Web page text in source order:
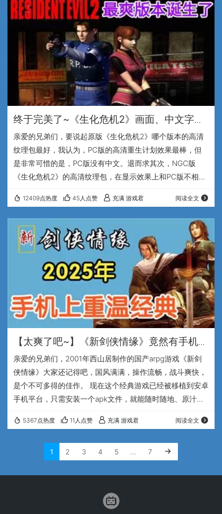
点，在玩家中引起了极大的反响，从而在全世界范围内拥有
着数量庞大的粉丝群体。 也正是众多热爱最终幻想9的技术
大佬们，在游戏…
终于完美了~《生化危机2》画面、中文字体
【全高清版】4K60帧
亲爱的兄弟们，要说起原版《生化危机2》哪个版本的高清
纹理包最好，我认为，PC版的高清重生计划效果最棒，但
是非常可惜的是，PC版没有中文。退而求其次，NGC版
《生化危机2》的高清纹理包，在显示效果上和PC版不相上
选择。 但是兄弟们在玩这个版本的时候，肯定会发现一个非
常违和的现象，就是虽然画面由于加载了高清纹理包而变得
非常的高清、格外的漂亮，但是在中文字体的显示上，还是
相当的模糊，比如在过场动画里，阅读各种文件时，或者物
品栏里的字体都还是模糊一片，这种强烈的反差，让人…
12409点热度 45人点赞 充满 游戏君 阅读全文
【太爽了吧~】《新剑侠情缘》竟然有手机版
了~支持3种操作方式，不错哦!!
亲爱的兄弟们，2001年西山居制作的国产arpg游戏《新剑
侠情缘》大家还记得吧，国风满满，操作流畅，战斗爽快，
是个不可多得的佳作。 现在这个经典游戏已经被移植到安卓
手机平台，只需安装一个apk文件，就能随时随地、原汁原
安卓移植版不仅保留了所有的经典元素，还针对移动设备进
进行了2倍的缩放，手机版对比原版，可以看到更大的画面
5367点热度 11人点赞 充满 游戏君 阅读全文
1 2 3 4 5 … 7